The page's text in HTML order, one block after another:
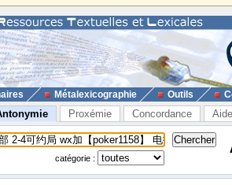
Métalexicographie Outils
Proxémie Concordance Aide
catégorie :